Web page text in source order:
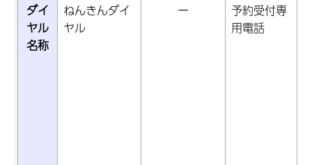
ダイ
ヤル
名称
ねんきんダイ
ヤル
ー
予約受付専
用電話